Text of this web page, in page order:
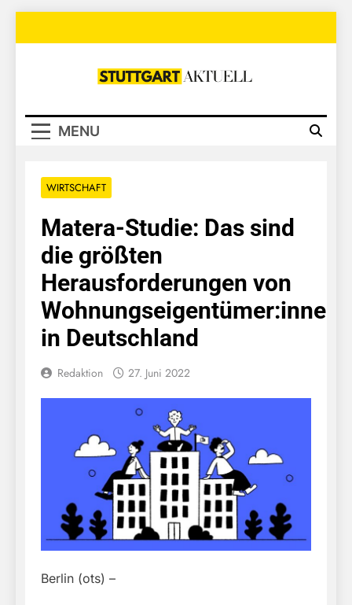
Stuttgart
MENU
WIRTSCHAFT
Matera-Studie: Das sind
die größten
Herausforderungen von
Wohnungseigentümer:innen
in Deutschland
Redaktion 27. Juni 2022
Berlin (ots) –